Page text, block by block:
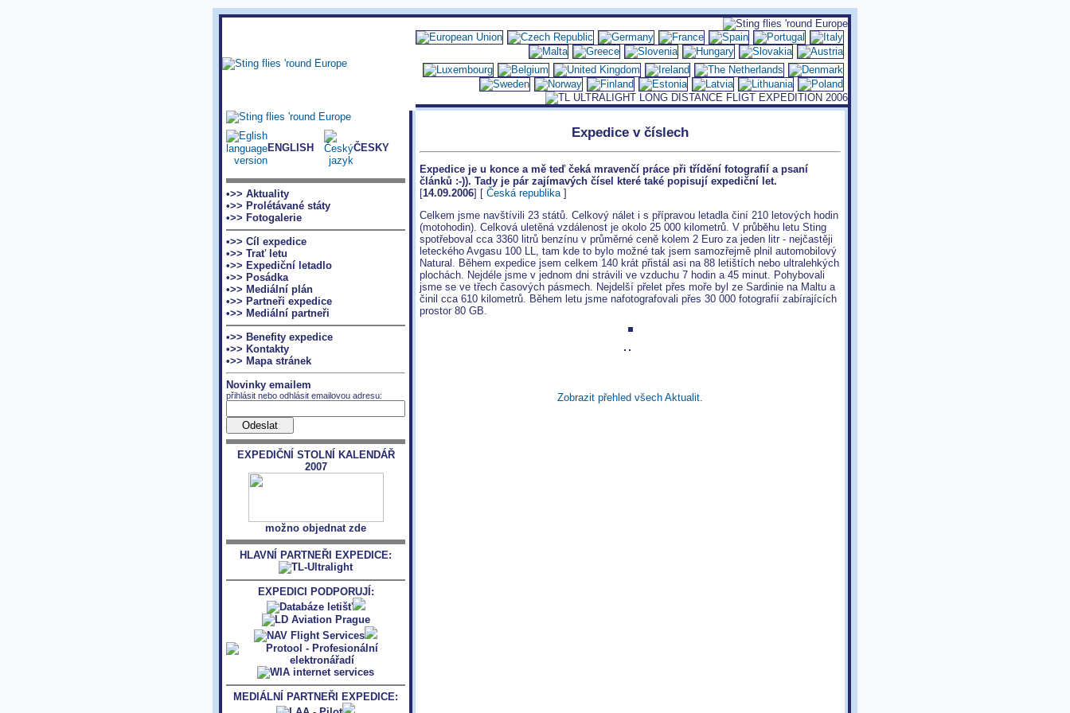
ENGLISH ČESKY
•>> Aktuality
•>> Prolétávané státy
•>> Fotogalerie
•>> Cíl expedice
•>> Trať letu
•>> Expediční letadlo
•>> Posádka
•>> Mediální plán
•>> Partneři expedice
•>> Mediální partneři
•>> Benefity expedice
•>> Kontakty
•>> Mapa stránek
Novinky emailem
přihlásit nebo odhlásit emailovou adresu:
EXPEDIČNÍ STOLNÍ KALENDÁŘ
2007
možno objednat zde
HLAVNÍ PARTNEŘI EXPEDICE:
EXPEDICI PODPORUJÍ:
MEDIÁLNÍ PARTNEŘI EXPEDICE:
Expedice v číslech
Expedice je u konce a mě teď čeká mravenčí práce při třídění fotografií a psaní
článků :-)). Tady je pár zajímavých čísel které také popisují expediční let.
[14.09.2006] [ Česká republika]
Celkem jsme navštívili 23 států. Celkový nálet i s přípravou letadla činí 210 letových hodin
(motohodin). Celková uletěná vzdálenost je okolo 25 000 kilometrů. V průběhu letu Sting
spotřeboval cca 3360 litrů benzínu v průměrné ceně kolem 2 Euro za jeden litr - nejčastěji
leteckého Avgasu 100 LL, tam kde to bylo možné tak jsem samozřejmě plnil automobilový
Natural. Během expedice jsem celkem 140 krát přistál asi na 88 letištích nebo ultralehkých
plochách. Nejdéle jsme v jednom dni strávili ve vzduchu 7 hodin a 45 minut. Pohybovali
jsme se ve třech časových pásmech. Nejdelší přelet přes moře byl ze Sardinie na Maltu a
činil cca 610 kilometrů. Během letu jsme nafotografovali přes 30 000 fotografií zabírajících
prostor 80 GB.
Zobrazit přehled všech Aktualit.